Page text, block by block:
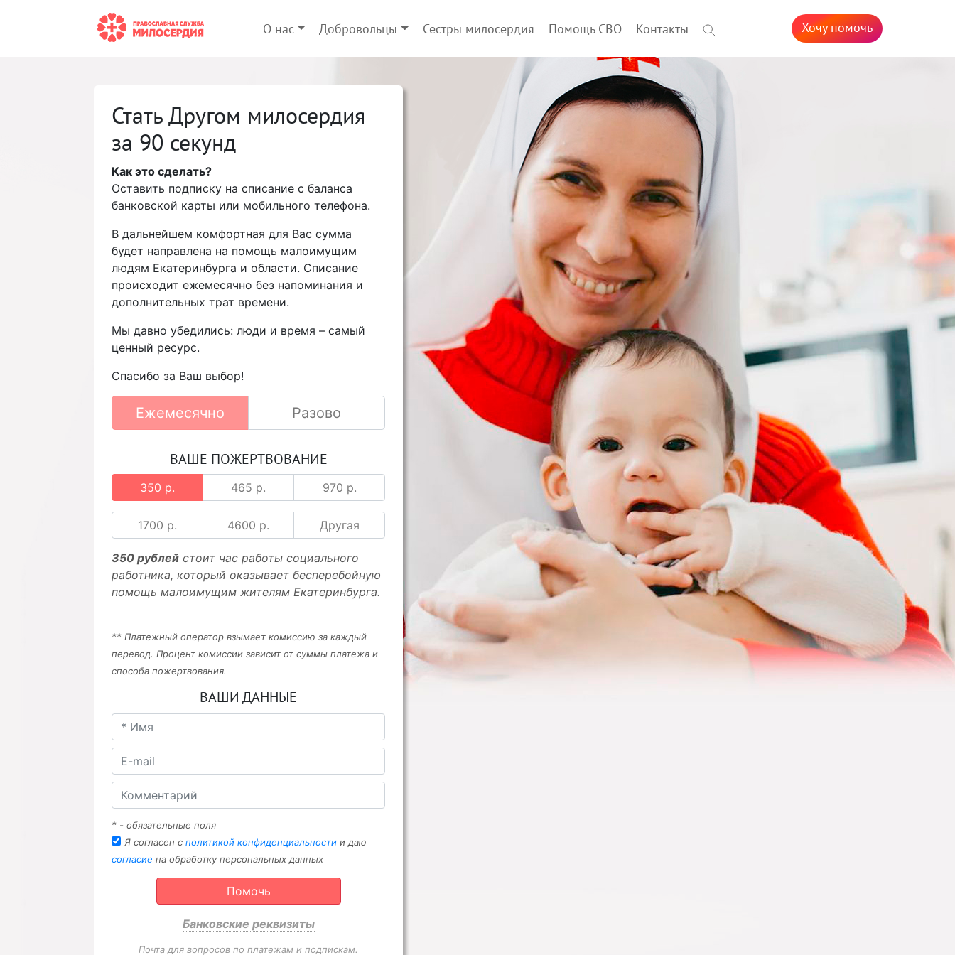
О нас Добровольцы Сестры милосердия Помощь СВО Контакты Хочу помочь
Стать Другом милосердия
за 90 секунд
Как это сделать?
Оставить подписку на списание с баланса
банковской карты или мобильного телефона.
В дальнейшем комфортная для Вас сумма
будет направлена на помощь малоимущим
людям Екатеринбурга и области. Списание
происходит ежемесячно без напоминания и
дополнительных трат времени.
Мы давно убедились: люди и время – самый
ценный ресурс.
Спасибо за Ваш выбор!
Ежемесячно Разово
ВАШЕ ПОЖЕРТВОВАНИЕ
350 р. 465 р. 970 р.
1700 р. 4600 р. Другая
350 рублей стоит час работы социального
работника, который оказывает бесперебойную
помощь малоимущим жителям Екатеринбурга.
** Платежный оператор взымает комиссию за каждый
перевод. Процент комиссии зависит от суммы платежа и
способа пожертвования.
ВАШИ ДАННЫЕ
* - обязательные поля
Я согласен с политикой конфиденциальности и даю
согласие на обработку персональных данных
Помочь
Банковские реквизиты
Почта для вопросов по платежам и подпискам.